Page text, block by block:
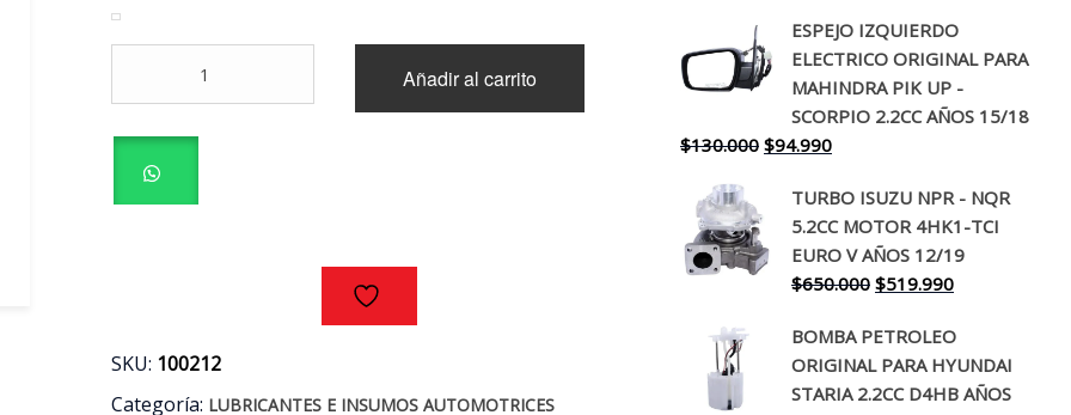
originalactual
$84.990.
TRANSMISION
MOBIL
MOBILUBE
PLUS
80W-
Añadir al carrito
SKU: 100212
Categoría: LUBRICANTES E INSUMOS AUTOMOTRICES
ESPEJO IZQUIERDO
ELECTRICO ORIGINAL PARA
MAHINDRA PIK UP -
SCORPIO 2.2CC AÑOS 15/18
$130.000 El
original
era:
$130.000.
$94.990El
actual
es:
$94.990.
TURBO ISUZU NPR - NQR
5.2CC MOTOR 4HK1-TCI
EURO V AÑOS 12/19
$650.000 El
original
era:
$650.000.
$519.990El
actual
es:
$519.990.
BOMBA PETROLEO
ORIGINAL PARA HYUNDAI
STARIA 2.2CC D4HB AÑOS